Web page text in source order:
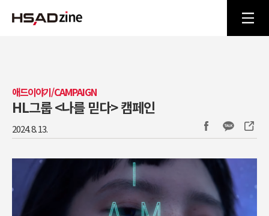
애드이야기/CAMPAIGN
HL그룹 <나를 믿다> 캠페인
2024. 8. 13.